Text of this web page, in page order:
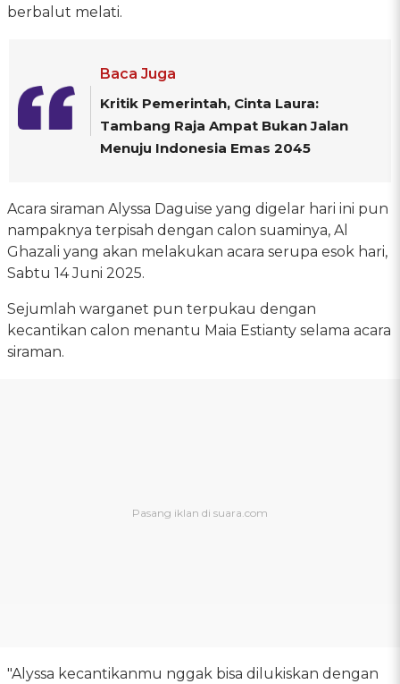
berbalut melati.
Baca Juga
Kritik Pemerintah, Cinta Laura:
Tambang Raja Ampat Bukan Jalan
Menuju Indonesia Emas 2045
Acara siraman Alyssa Daguise yang digelar hari ini pun
nampaknya terpisah dengan calon suaminya, Al
Ghazali yang akan melakukan acara serupa esok hari,
Sabtu 14 Juni 2025.
Sejumlah warganet pun terpukau dengan
kecantikan calon menantu Maia Estianty selama acara
siraman.
"Alyssa kecantikanmu nggak bisa dilukiskan dengan